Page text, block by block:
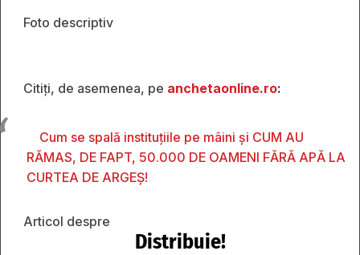
Foto descriptiv
Citiți, de asemenea, pe anchetaonline.ro:
Cum se spală instituțiile pe mâini și CUM AU
RĂMAS, DE FAPT, 50.000 DE OAMENI FĂRĂ APĂ LA
CURTEA DE ARGEȘ!
Articol despre
Distribuie!